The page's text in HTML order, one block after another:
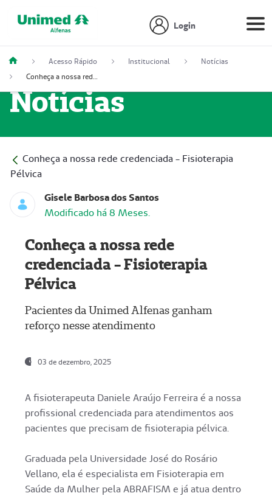
Login
Acesso Rápido Institucional
Notícias
Conheça a nossa rede credenciada - Fisioterapia Pélvica
Notícias
Conheça a nossa rede credenciada - Fisioterapia
Pélvica
Gisele Barbosa dos Santos
Modificado há 8 Meses.
Conheça a nossa rede
credenciada - Fisioterapia
Pélvica
Pacientes da Unimed Alfenas ganham
reforço nesse atendimento
03 de dezembro, 2025
A fisioterapeuta Daniele Araújo Ferreira é a nossa
profissional credenciada para atendimentos aos
pacientes que precisam de fisioterapia pélvica.
Graduada pela Universidade José do Rosário
Vellano, ela é especialista em Fisioterapia em
Saúde da Mulher pela ABRAFISM e já atua dentro